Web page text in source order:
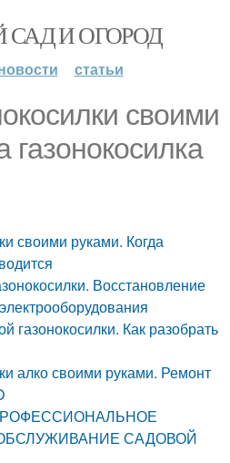
САД И ОГОРОД
статьи
своими
газонокосилка
своими руками. Когда
Восстановление
газонокосилки. Как разобрать
алко своими руками. Ремонт
САДОВОЙ